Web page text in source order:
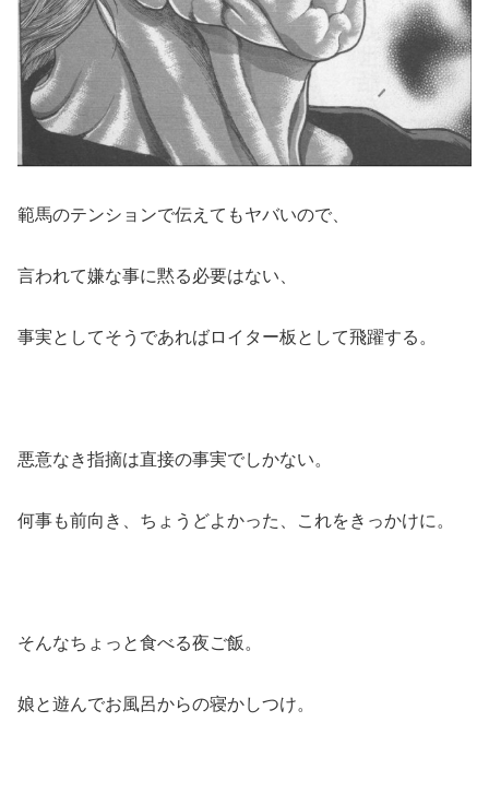
範馬のテンションで伝えてもヤバいので、
言われて嫌な事に黙る必要はない、
事実としてそうであればロイター板として飛躍する。
悪意なき指摘は直接の事実でしかない。
何事も前向き、ちょうどよかった、これをきっかけに。
そんなちょっと食べる夜ご飯。
娘と遊んでお風呂からの寝かしつけ。